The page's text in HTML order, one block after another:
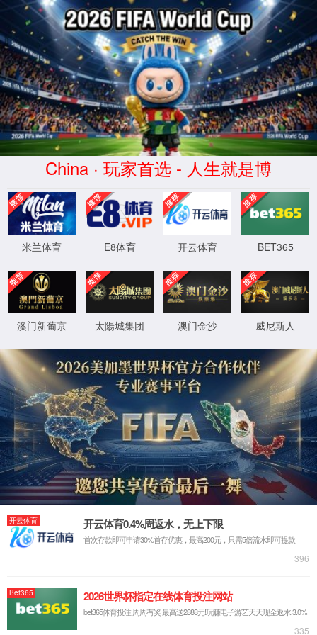
谈球吧·(中国区)官方网站-TANQIUBA SPORTS
当前位置>首页>信息公开 >社会责任报告
社会责任报告
2024-03-27
首页 上一页 1 下一页